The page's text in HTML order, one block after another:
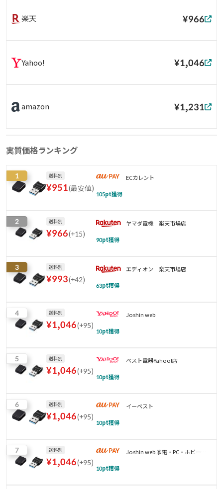
楽天 ¥966
Yahoo! ¥1,046
amazon ¥1,231
実質価格ランキング
1 送料別
¥951(最安値)
ECカレント
105pt獲得
2 送料別
¥966(+15)
ヤマダ電機 楽天市場店
90pt獲得
3 送料別
¥993(+42)
エディオン 楽天市場店
63pt獲得
4 送料別
¥1,046(+95)
Joshin web
10pt獲得
5 送料別
¥1,046(+95)
ベスト電器Yahoo!店
10pt獲得
6 送料別
¥1,046(+95)
イーベスト
10pt獲得
7 送料別
¥1,046(+95)
Joshin web 家電・PC・ホビー専
10pt獲得